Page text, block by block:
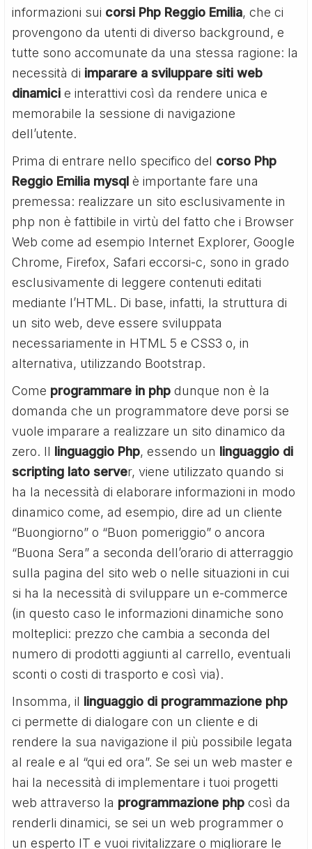
informazioni sui corsi Php Reggio Emilia, che ci
provengono da utenti di diverso background, e
tutte sono accomunate da una stessa ragione: la
necessità di imparare a sviluppare siti web
dinamici e interattivi così da rendere unica e
memorabile la sessione di navigazione
dell’utente.
Prima di entrare nello specifico del corso Php
Reggio Emilia mysql è importante fare una
premessa: realizzare un sito esclusivamente in
php non è fattibile in virtù del fatto che i Browser
Web come ad esempio Internet Explorer, Google
Chrome, Firefox, Safari eccorsi-c, sono in grado
esclusivamente di leggere contenuti editati
mediante l’HTML. Di base, infatti, la struttura di
un sito web, deve essere sviluppata
necessariamente in HTML 5 e CSS3 o, in
alternativa, utilizzando Bootstrap.
Come programmare in php dunque non è la
domanda che un programmatore deve porsi se
vuole imparare a realizzare un sito dinamico da
zero. Il linguaggio Php, essendo un linguaggio di
scripting lato server, viene utilizzato quando si
ha la necessità di elaborare informazioni in modo
dinamico come, ad esempio, dire ad un cliente
“Buongiorno” o “Buon pomeriggio” o ancora
“Buona Sera” a seconda dell’orario di atterraggio
sulla pagina del sito web o nelle situazioni in cui
si ha la necessità di sviluppare un e-commerce
(in questo caso le informazioni dinamiche sono
molteplici: prezzo che cambia a seconda del
numero di prodotti aggiunti al carrello, eventuali
sconti o costi di trasporto e così via).
Insomma, il linguaggio di programmazione php
ci permette di dialogare con un cliente e di
rendere la sua navigazione il più possibile legata
al reale e al “qui ed ora”. Se sei un web master e
hai la necessità di implementare i tuoi progetti
web attraverso la programmazione php così da
renderli dinamici, se sei un web programmer o
un esperto IT e vuoi rivitalizzare o migliorare le